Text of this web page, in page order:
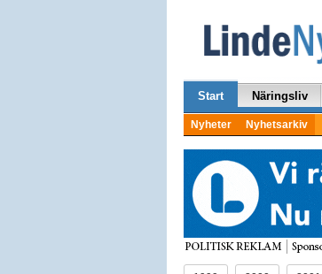
Start Näringsliv
Nyheter Nyhetsarkiv